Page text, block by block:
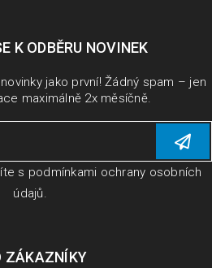
K ODBĚRU NOVINEK
jako první! Žádný spam – jen
maximálně 2x měsíčně.
s podmínkami ochrany osobních
údajů.
ZÁKAZNÍKY